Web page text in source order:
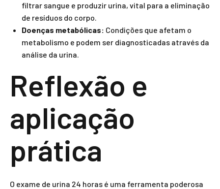
filtrar sangue e produzir urina, vital para a eliminação
de resíduos do corpo.
Doenças metabólicas: Condições que afetam o
metabolismo e podem ser diagnosticadas através da
análise da urina.
Reflexão e
aplicação
prática
O exame de urina 24 horas é uma ferramenta poderosa